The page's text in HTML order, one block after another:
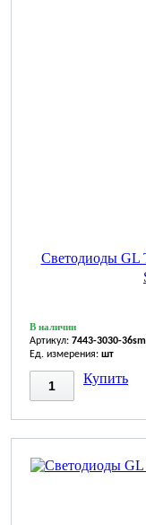
Светодиоды GL
В наличии
Артикул: 7443-3030-
Ед. измерения: шт
Купить